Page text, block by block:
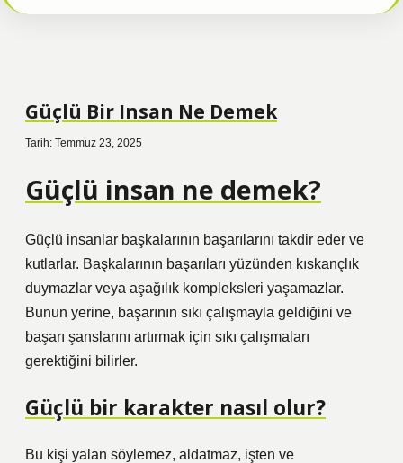
Güçlü Bir Insan Ne Demek
Tarih: Temmuz 23, 2025
Güçlü insan ne demek?
Güçlü insanlar başkalarının başarılarını takdir eder ve
kutlarlar. Başkalarının başarıları yüzünden kıskançlık
duymazlar veya aşağılık kompleksleri yaşamazlar.
Bunun yerine, başarının sıkı çalışmayla geldiğini ve
başarı şanslarını artırmak için sıkı çalışmaları
gerektiğini bilirler.
Güçlü bir karakter nasıl olur?
Bu kişi yalan söylemez, aldatmaz, işten ve